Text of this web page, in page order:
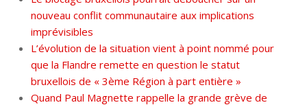
nouveau conflit communautaire aux implications
imprévisibles
L’évolution de la situation vient à point nommé pour
que la Flandre remette en question le statut
bruxellois de « 3ème Région à part entière »
Quand Paul Magnette rappelle la grande grève de